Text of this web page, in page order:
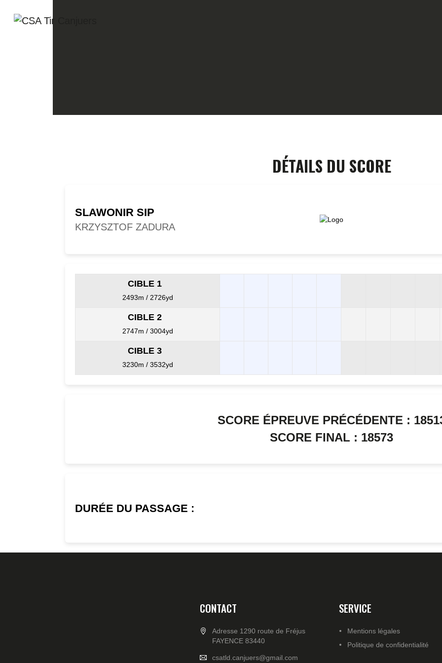
TEAM CANJUERS
DÉTAILS DU SCORE
SLAWONIR SIP
KRZYSZTOF ZADURA
CIBLE 1
2493m / 2726yd
CIBLE 2
2747m / 3004yd
CIBLE 3
3230m / 3532yd
SCORE ÉPREUVE PRÉCÉDENTE :
SCORE FINAL : 18573
DURÉE DU PASSAGE :
CONTACT
Adresse 1290 route de Fréjus
FAYENCE 83440
csatld.canjuers@gmail.com
SERVICE
Mentions légales
Politique de confidentialité